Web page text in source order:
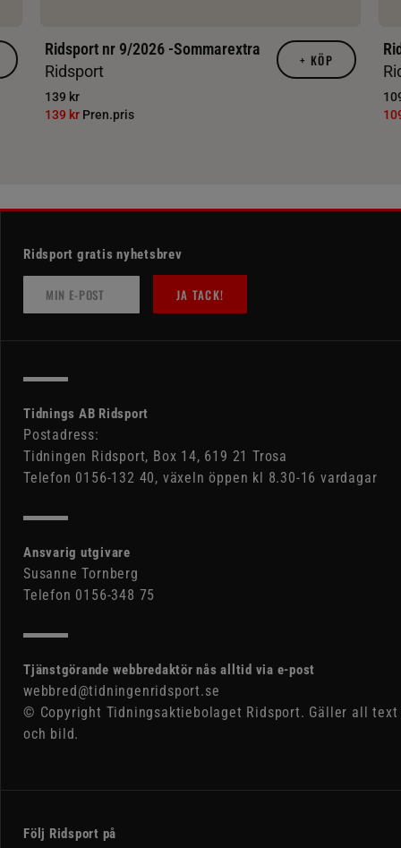
Ridsport nr 9/2026 -Sommarextra
Ridsport
139 kr
139 kr Pren.pris
+ KÖP
Ridsport gratis nyhetsbrev
JA TACK!
Tidnings AB Ridsport
Postadress:
Tidningen Ridsport, Box 14, 619 21 Trosa
Telefon 0156-132 40, växeln öppen kl 8.30-16 vardagar
Ansvarig utgivare
Susanne Tornberg
Telefon 0156-348 75
Tjänstgörande webbredaktör nås alltid via e-post
webbred@tidningenridsport.se
© Copyright Tidningsaktiebolaget Ridsport. Gäller all text
och bild.
Följ Ridsport på